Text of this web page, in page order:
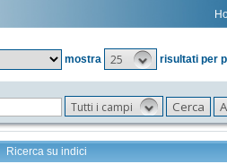
mostra
25 risultati per
Tutti i campi
Ricerca su indici